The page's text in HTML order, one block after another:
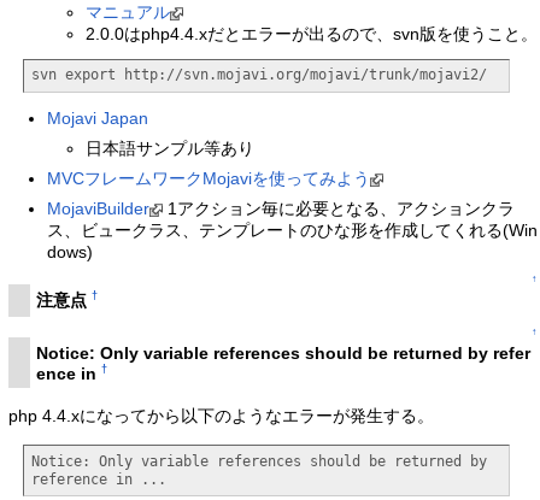
マニュアル
2.0.0はphp4.4.xだとエラーが出るので、svn版を使うこと。
svn export http://svn.mojavi.org/mojavi/trunk/mojavi2/
Mojavi Japan
日本語サンプル等あり
MVCフレームワークMojaviを使ってみよう
MojaviBuilder
1アクション毎に必要となる、アクションクラ
ス、ビュークラス、テンプレートのひな形を作成してくれる(Win
dows)
↑
注意点 †
↑
Notice: Only variable references should be returned by refer
ence in †
php 4.4.xになってから以下のようなエラーが発生する。
Notice: Only variable references should be returned by
reference in ...